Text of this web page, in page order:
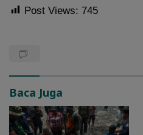
Post Views: 745
Baca Juga